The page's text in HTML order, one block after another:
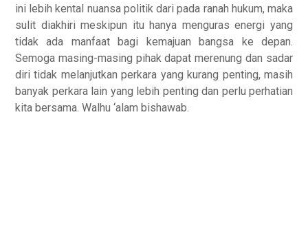
ini lebih kental nuansa politik dari pada ranah hukum, maka
sulit diakhiri meskipun itu hanya menguras energi yang
tidak ada manfaat bagi kemajuan bangsa ke depan.
Semoga masing-masing pihak dapat merenung dan sadar
diri tidak melanjutkan perkara yang kurang penting, masih
banyak perkara lain yang lebih penting dan perlu perhatian
kita bersama. Walhu ‘alam bishawab.